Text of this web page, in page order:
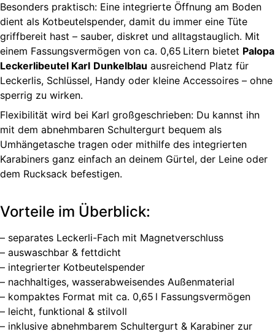
Besonders praktisch: Eine integrierte Öffnung am Boden
dient als Kotbeutelspender, damit du immer eine Tüte
griffbereit hast – sauber, diskret und alltagstauglich. Mit
einem Fassungsvermögen von ca. 0,65 Litern bietet Palopa
Leckerlibeutel Karl Dunkelblau ausreichend Platz für
Leckerlis, Schlüssel, Handy oder kleine Accessoires – ohne
sperrig zu wirken.
Flexibilität wird bei Karl großgeschrieben: Du kannst ihn
mit dem abnehmbaren Schultergurt bequem als
Umhängetasche tragen oder mithilfe des integrierten
Karabiners ganz einfach an deinem Gürtel, der Leine oder
dem Rucksack befestigen.
Vorteile im Überblick:
– separates Leckerli-Fach mit Magnetverschluss
– auswaschbar & fettdicht
– integrierter Kotbeutelspender
– nachhaltiges, wasserabweisendes Außenmaterial
– kompaktes Format mit ca. 0,65 l Fassungsvermögen
– leicht, funktional & stilvoll
– inklusive abnehmbarem Schultergurt & Karabiner zur